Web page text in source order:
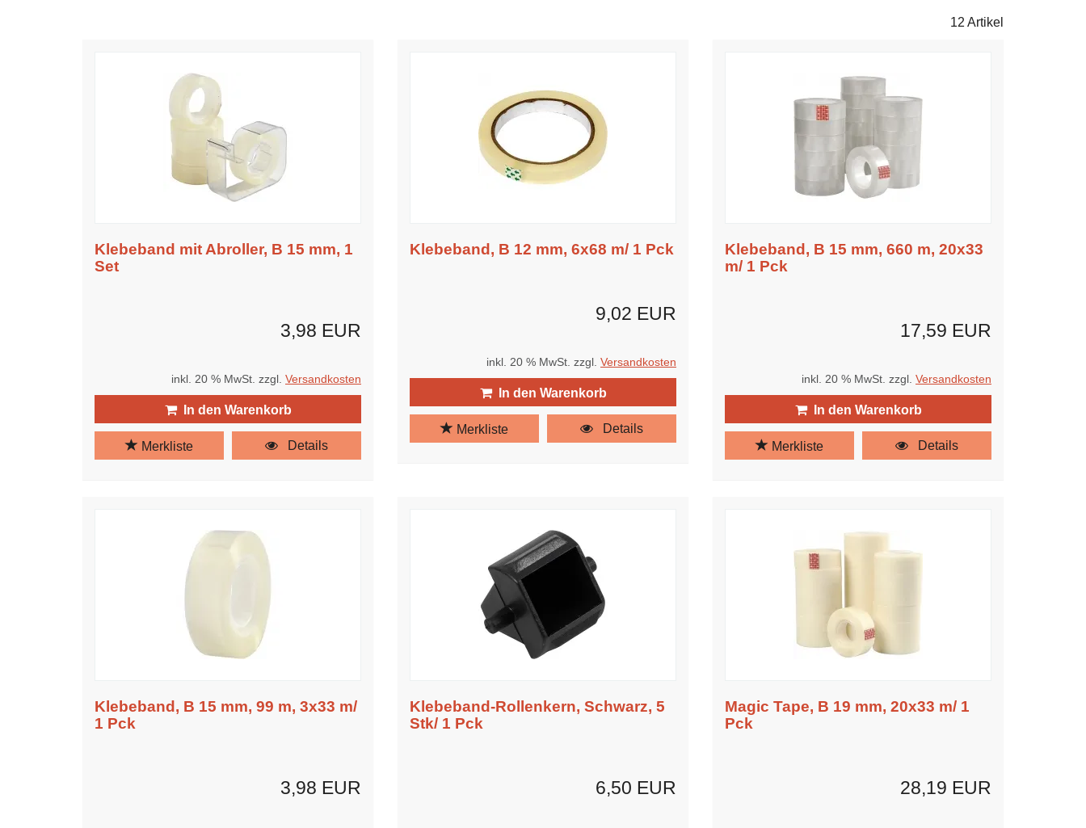
12 Artikel
Klebeband mit Abroller, B 15 mm, 1
Set
3,98 EUR
inkl. 20 % MwSt. zzgl. Versandkosten
In den Warenkorb
Merkliste Details
Klebeband, B 12 mm, 6x68 m/ 1 Pck
9,02 EUR
inkl. 20 % MwSt. zzgl. Versandkosten
In den Warenkorb
Merkliste Details
Klebeband, B 15 mm, 660 m, 20x33
m/ 1 Pck
17,59 EUR
inkl. 20 % MwSt. zzgl. Versandkosten
In den Warenkorb
Merkliste Details
Klebeband, B 15 mm, 99 m, 3x33 m/
1 Pck
3,98 EUR
Klebeband-Rollenkern, Schwarz, 5
Stk/ 1 Pck
6,50 EUR
Magic Tape, B 19 mm, 20x33 m/ 1
Pck
28,19 EUR